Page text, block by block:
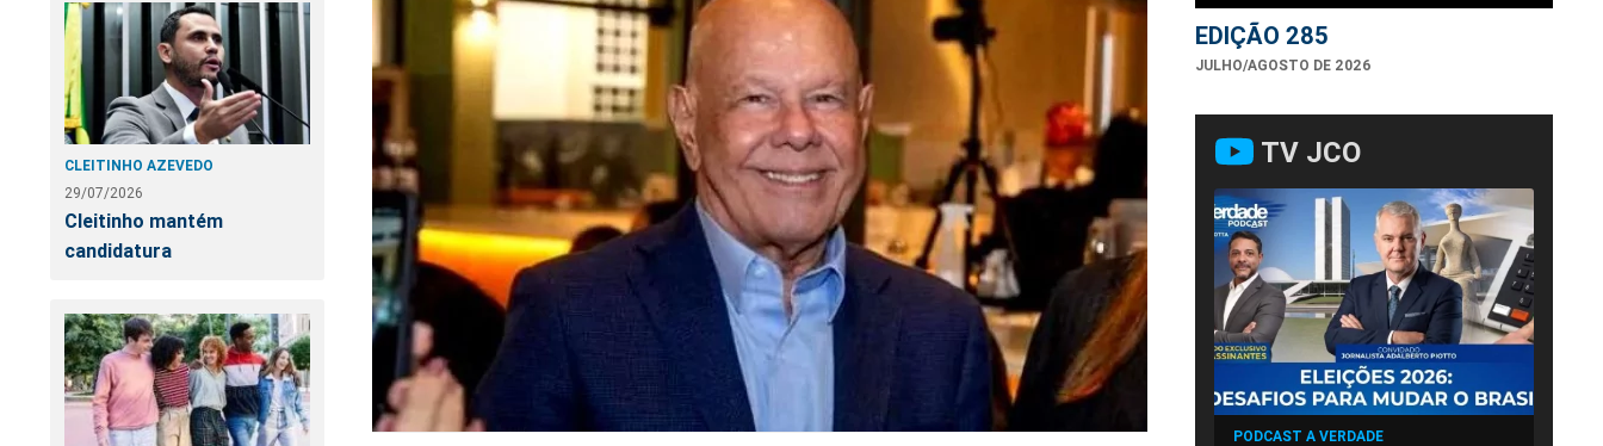
CLEITINHO AZEVEDO
29/07/2026
Cleitinho mantém
candidatura
EDIÇÃO 285
JULHO/AGOSTO DE 2026
TV JCO
PODCAST A VERDADE